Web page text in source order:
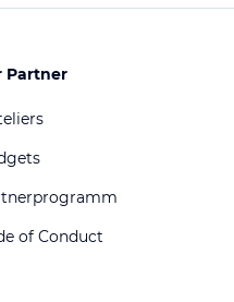
Partner
of Conduct